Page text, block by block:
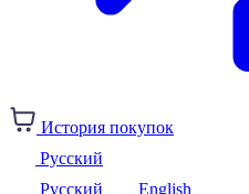
История покупок
Русский
Русский
English